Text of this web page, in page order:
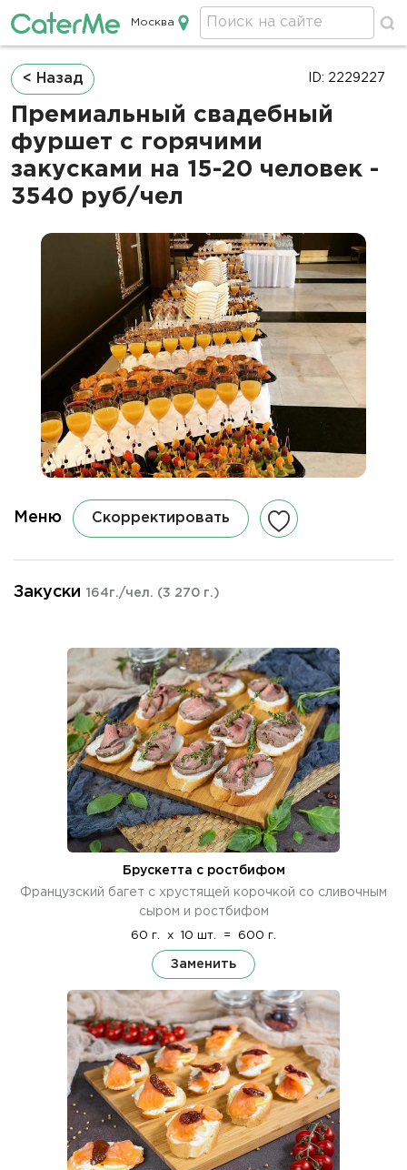
Кейтеринг в Москве
Москва
Строка
навигации
< Назад
Премиальный свадебный
фуршет с горячими
закусками на 15-20 человек -
3540 руб/чел
ID: 2229227
Меню Скорректировать
Закуски 164г./чел. (3 270 г.)
Брускетта с ростбифом
Французский багет с хрустящей корочкой со сливочным
сыром и ростбифом
60 г. x 10 шт. = 600 г.
Заменить